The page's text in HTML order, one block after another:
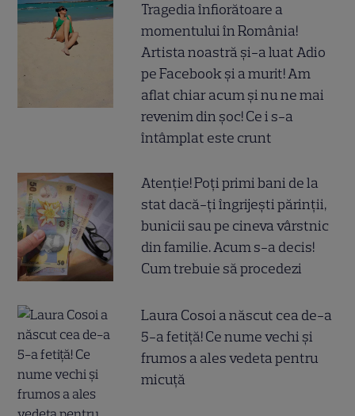
Tragedia înfiorătoare a
momentului în România!
Artista noastră și-a luat Adio
pe Facebook și a murit! Am
aflat chiar acum și nu ne mai
revenim din șoc! Ce i s-a
întâmplat este crunt
Atenție! Poți primi bani de la
stat dacă-ți îngrijești părinții,
bunicii sau pe cineva vârstnic
din familie. Acum s-a decis!
Cum trebuie să procedezi
Laura Cosoi a născut cea de-a
5-a fetiță! Ce nume vechi și
frumos a ales vedeta pentru
micuță